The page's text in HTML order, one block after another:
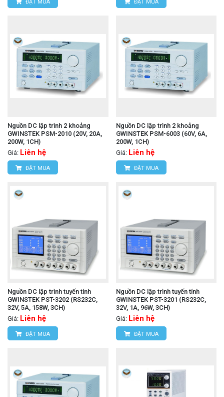
ĐẶT MUA ĐẶT MUA
Nguồn DC lập trình 2 khoảng
GWINSTEK PSM-2010 (20V, 20A,
200W, 1CH)
Giá: Liên hệ
ĐẶT MUA
Nguồn DC lập trình 2 khoảng
GWINSTEK PSM-6003 (60V, 6A,
200W, 1CH)
Giá: Liên hệ
ĐẶT MUA
Nguồn DC lập trình tuyến tính
GWINSTEK PST-3202 (RS232C,
32V, 5A, 158W, 3CH)
Giá: Liên hệ
ĐẶT MUA
Nguồn DC lập trình tuyến tính
GWINSTEK PST-3201 (RS232C,
32V, 1A, 96W, 3CH)
Giá: Liên hệ
ĐẶT MUA